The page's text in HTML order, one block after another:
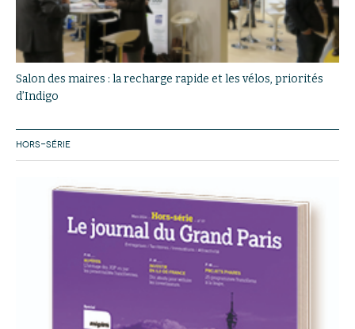
Salon des maires : la recharge rapide et les vélos, priorités
d’Indigo
HORS-SÉRIE